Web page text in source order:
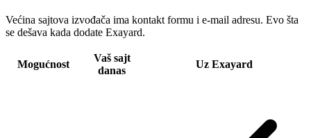
Većina sajtova izvođača ima kontakt formu i e-mail adresu. Evo šta
se dešava kada dodate Exayard.
Mogućnost
Vaš sajt
danas
Uz Exayard